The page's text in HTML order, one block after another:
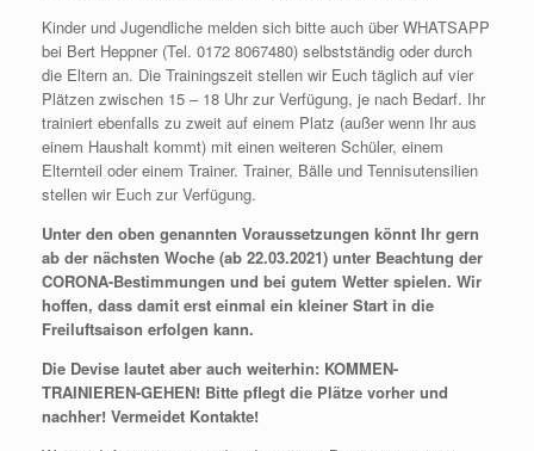
Kinder und Jugendliche melden sich bitte auch über WHATSAPP
bei Bert Heppner (Tel. 0172 8067480) selbstständig oder durch
die Eltern an. Die Trainingszeit stellen wir Euch täglich auf vier
Plätzen zwischen 15 – 18 Uhr zur Verfügung, je nach Bedarf. Ihr
trainiert ebenfalls zu zweit auf einem Platz (außer wenn Ihr aus
einem Haushalt kommt) mit einen weiteren Schüler, einem
Elternteil oder einem Trainer. Trainer, Bälle und Tennisutensilien
stellen wir Euch zur Verfügung.
Unter den oben genannten Voraussetzungen könnt Ihr gern
ab der nächsten Woche (ab 22.03.2021) unter Beachtung der
CORONA-Bestimmungen und bei gutem Wetter spielen. Wir
hoffen, dass damit erst einmal ein kleiner Start in die
Freiluftsaison erfolgen kann.
Die Devise lautet aber auch weiterhin: KOMMEN-
TRAINIEREN-GEHEN! Bitte pflegt die Plätze vorher und
nachher! Vermeidet Kontakte!